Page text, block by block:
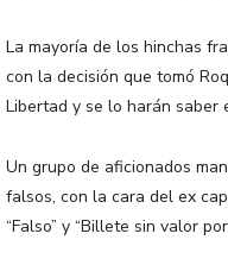
La mayoría de los hinchas
con la decisión que tomó
Libertad y se lo harán saber
Un grupo de aficionados
falsos, con la cara del ex
“Falso” y “Billete sin valor